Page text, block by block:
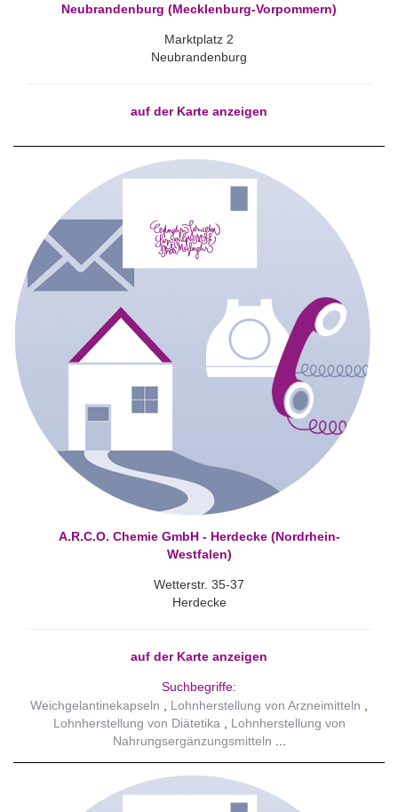
Neubrandenburg (Mecklenburg-Vorpommern)
Marktplatz 2
Neubrandenburg
auf der Karte anzeigen
A.R.C.O. Chemie GmbH - Herdecke (Nordrhein-
Westfalen)
Wetterstr. 35-37
Herdecke
auf der Karte anzeigen
Suchbegriffe:
Weichgelantinekapseln
Lohnherstellung von Arzneimitteln
Lohnherstellung von Diätetika
Lohnherstellung von
Nahrungsergänzungsmitteln